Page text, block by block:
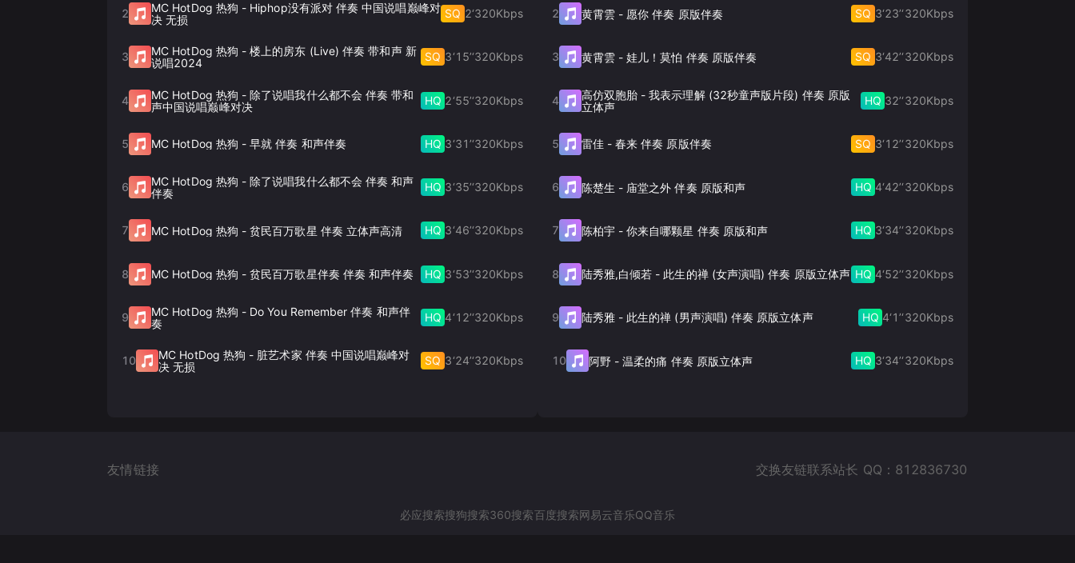
2 MC HotDog 热狗 - Hiphop没有派对 伴奏 中国说唱巅峰对
决 无损
SQ 2‘320Kbps
3 MC HotDog 热狗 -楼上的房东 (Live) 伴奏 带和声 新
说唱2024
SQ 3‘15’‘320Kbps
4 MC HotDog 热狗 -除了说唱我什么都不会 伴奏 带和
声中国说唱巅峰对决
HQ 2‘55’‘320Kbps
5 MC HotDog 热狗 -早就 伴奏 和声伴奏 HQ 3‘31’‘320Kbps
6 MC HotDog 热狗 -除了说唱我什么都不会 伴奏 和声
伴奏
HQ 3‘35’‘320Kbps
7 MC HotDog 热狗 -贫民百万歌星 伴奏 立体声高清 HQ 3‘46’‘320Kbps
8 MC HotDog 热狗 -贫民百万歌星伴奏 伴奏 和声伴奏 HQ 3‘53’‘320Kbps
9 MC HotDog 热狗 - Do You Remember 伴奏 和声伴
奏
HQ 4‘12’‘320Kbps
10 MC HotDog 热狗 - 脏艺术家 伴奏 中国说唱巅峰对
决 无损
SQ 3‘24’‘320Kbps
2 黄霄雲- 愿你 伴奏 原版伴奏 SQ 3‘23’‘320Kbps
3 黄霄雲-娃儿！莫怕 伴奏 原版伴奏 SQ 3‘42’‘320Kbps
4 高仿双胞胎 -我表示理解 (32秒童声版片段) 伴奏 原版
立体声
HQ 32’‘320Kbps
5 雷佳- 春来 伴奏 原版伴奏 SQ 3‘12’‘320Kbps
6 陈楚生 - 庙堂之外 伴奏 原版和声 HQ 4‘42’‘320Kbps
7 陈柏宇-你来自哪颗星 伴奏 原版和声 HQ 3‘34’‘320Kbps
8 陆秀雅,白倾若 - 此生的禅 (女声演唱) 伴奏 原版立体声 HQ 4‘52’‘320Kbps
9 陆秀雅- 此生的禅 (男声演唱) 伴奏 原版立体声 HQ 4‘1’‘320Kbps
10 阿野-温柔的痛 伴奏 原版立体声 HQ 3‘34’‘320Kbps
友情链接 交换友链联系站长 QQ：812836730
必应搜索搜狗搜索360搜索百度搜索网易云音乐QQ音乐